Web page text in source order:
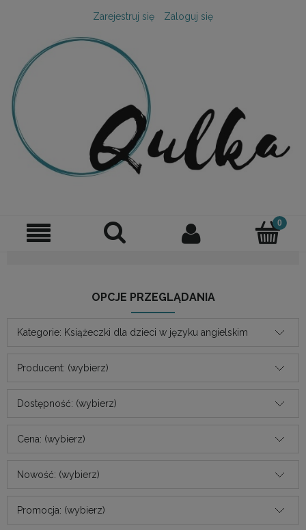
Zarejestruj się Zaloguj się
OPCJE PRZEGLĄDANIA
Kategorie: Książeczki dla dzieci w języku angielskim
Producent: (wybierz)
Dostępność: (wybierz)
Cena: (wybierz)
Nowość: (wybierz)
Promocja: (wybierz)